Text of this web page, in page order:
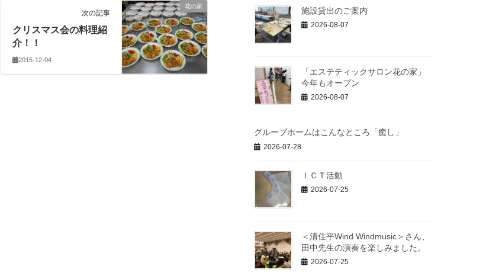
花の家
次の記事
クリスマス会の料理紹
介！！
2015-12-04
施設貸出のご案内
2026-08-07
「エステティックサロン花の家」
今年もオープン
2026-08-07
グループホームはこんなところ「癒し」
2026-07-28
ＩＣＴ活動
2026-07-25
＜清住平Wind Windmusic＞さん、
田中先生の演奏を楽しみました。
2026-07-25